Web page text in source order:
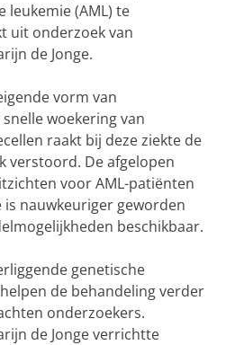
leukemie (AML) te
uit onderzoek van
de Jonge.
vorm van
woekering van
raakt bij deze ziekte de
verstoord. De afgelopen
voor AML-patiënten
nauwkeuriger geworden
beschikbaar.
genetische
de behandeling verder
onderzoekers.
de Jonge verrichtte